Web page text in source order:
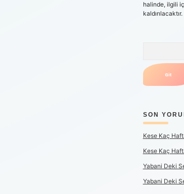
halinde, ilgili
kaldırılacaktır.
SON
Kese Kaç
Kese Kaç
Yabani Deki
Yabani Deki